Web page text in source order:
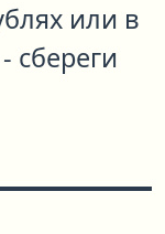
или в
сбереги